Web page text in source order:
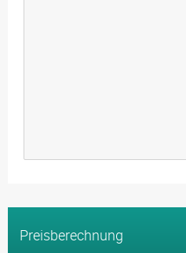
Preisberechnung